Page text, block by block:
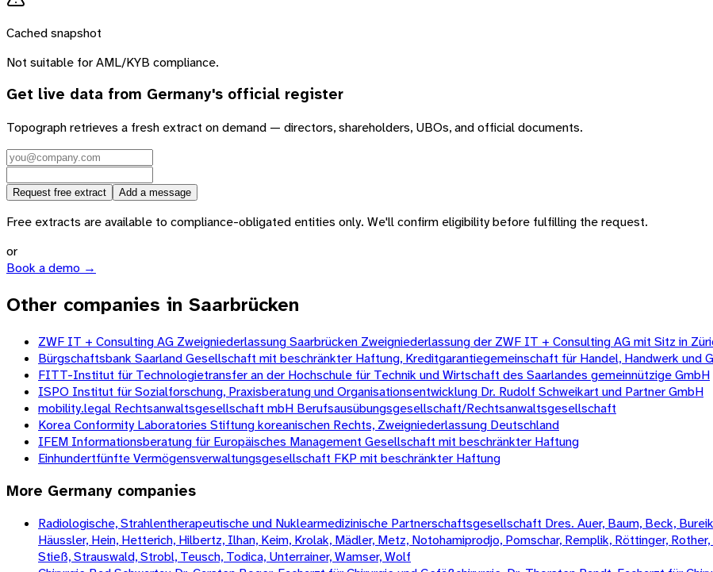
Cached snapshot
Not suitable for AML/KYB compliance.
Get live data from Germany's official register
Topograph retrieves a fresh extract on demand — directors, shareholders, UBOs, and official documents.
Request free extract Add a message
Free extracts are available to compliance-obligated entities only. We'll confirm eligibility before fulfilling the request.
or
Book a demo →
Other companies in Saarbrücken
ZWF IT + Consulting AG Zweigniederlassung Saarbrücken Zweigniederlassung der ZWF IT + Consulting AG mit Sitz in
Bürgschaftsbank Saarland Gesellschaft mit beschränkter Haftung, Kreditgarantiegemeinschaft für Handel, Handwerk und
FITT-Institut für Technologietransfer an der Hochschule für Technik und Wirtschaft des Saarlandes gemeinnützige GmbH
ISPO Institut für Sozialforschung, Praxisberatung und Organisationsentwicklung Dr. Rudolf Schweikart und Partner GmbH
mobility.legal Rechtsanwaltsgesellschaft mbH Berufsausübungsgesellschaft/Rechtsanwaltsgesellschaft
Korea Conformity Laboratories Stiftung koreanischen Rechts, Zweigniederlassung Deutschland
IFEM Informationsberatung für Europäisches Management Gesellschaft mit beschränkter Haftung
Einhundertfünfte Vermögensverwaltungsgesellschaft FKP mit beschränkter Haftung
More Germany companies
Radiologische, Strahlentherapeutische und Nuklearmedizinische Partnerschaftsgesellschaft Dres. Auer, Baum, Beck,
Häussler, Hein, Hetterich, Hilbertz, Ilhan, Keim, Krolak, Mädler, Metz, Notohamiprodjo, Pomschar, Remplik, Röttinger,
Stieß, Strauswald, Strobl, Teusch, Todica, Unterrainer, Wamser, Wolf